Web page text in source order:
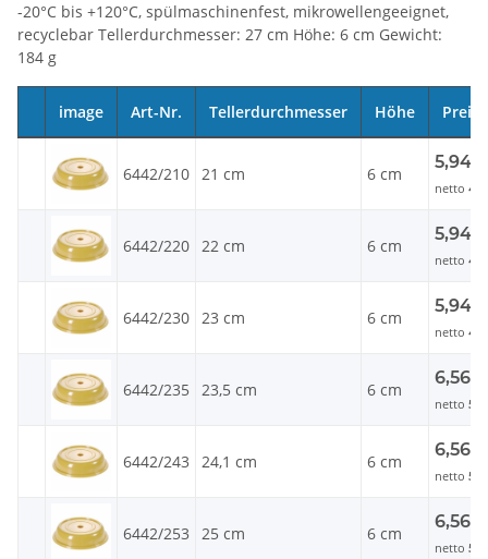
-20°C bis +120°C, spülmaschinenfest, mikrowellengeeignet,
recyclebar Tellerdurchmesser: 27 cm Höhe: 6 cm Gewicht:
184 g
image Art-Nr. Tellerdurchmesser Höhe Preis
6442/210 21 cm 6 cm
5,94
netto
6442/220 22 cm 6 cm
5,94
netto
6442/230 23 cm 6 cm
5,94
netto
6442/235 23,5 cm 6 cm
6,56
netto
6442/243 24,1 cm 6 cm
6,56
netto
6442/253 25 cm 6 cm
6,56
netto